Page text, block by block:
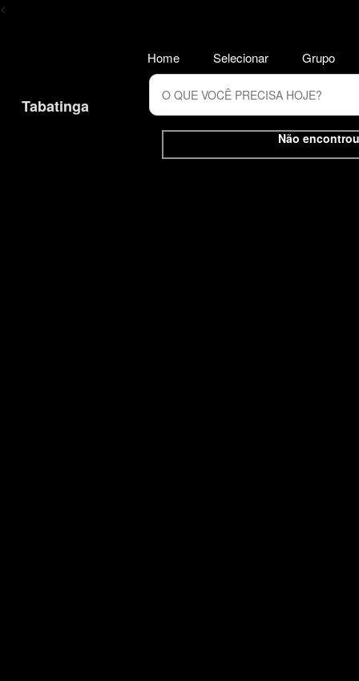
<
Tabatinga
Não
Home Selecionar Grupo